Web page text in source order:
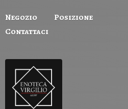
Negozio
Posizione
Contattaci